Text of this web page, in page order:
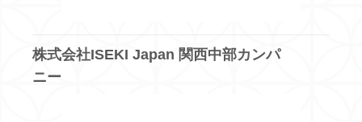
株式会社ISEKI Japan 関西中部カンパ
ニー